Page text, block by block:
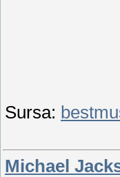
Sursa:
Michael